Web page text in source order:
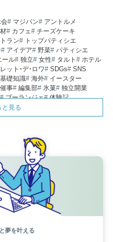
会 マジパン
アントルメ
カフェ
チーズケーキ
ラン
トップパティシエ
アイデア 野菜
パティシエ
ール 独立 女性 タルト
ホテル
ット・デ・ロワ SDGs
SNS
基礎知識 海外
イースター
催事 編集部 氷菓
独立開業
ブーランジェ
体験記
パン スタッフ育成
潜入レポート
クリスマス
ベーカリー 工場
生菓子
アシェットデセール
担当 チョコレート
夢を叶える